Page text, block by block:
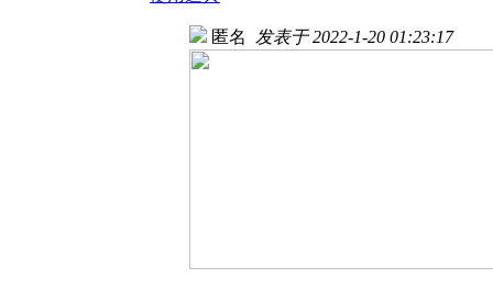
匿名 发表于 2022-1-20 01:23:17